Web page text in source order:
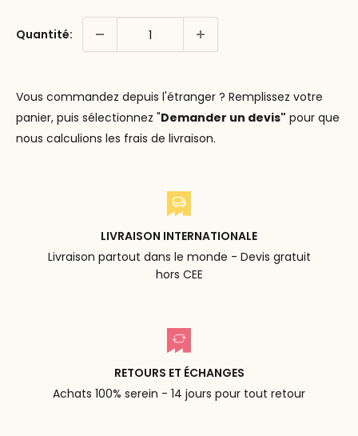
Quantité:
Vous commandez depuis l'étranger ? Remplissez votre
panier, puis sélectionnez "Demander un devis" pour que
nous calculions les frais de livraison.
LIVRAISON INTERNATIONALE
Livraison partout dans le monde - Devis gratuit
hors CEE
RETOURS ET ÉCHANGES
Achats 100% serein - 14 jours pour tout retour